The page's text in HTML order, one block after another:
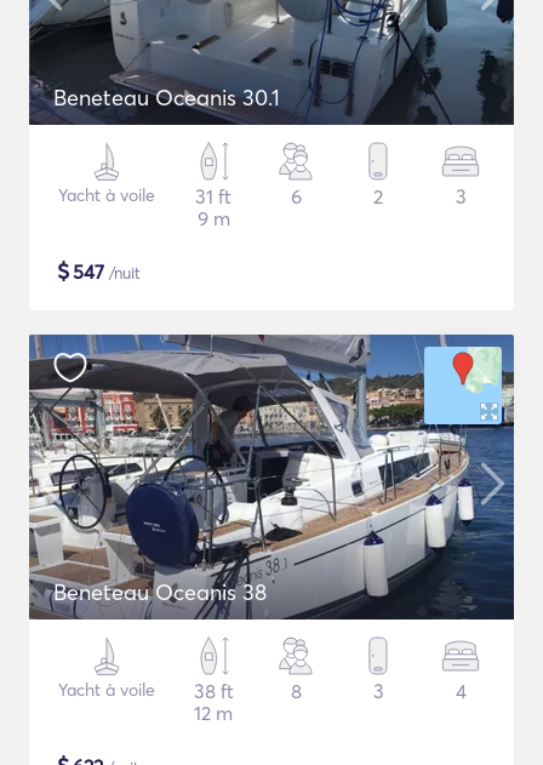
Beneteau Oceanis 30.1
Yacht à voile
31 ft
9 m
6 2 3
$547 /nuit
Beneteau Oceanis 38
Yacht à voile
38 ft
12 m
8 3 4